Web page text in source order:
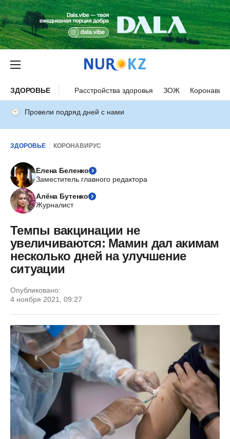
ЗДОРОВЬЕ Расстройства здоровья ЗОЖ
Провели подряд дней с нами
ЗДОРОВЬЕ КОРОНАВИРУС
Елена Беленко
Заместитель главного редактора
Алёна Бутенко
Журналист
Темпы вакцинации не
увеличиваются: Мамин дал акимам
несколько дней на улучшение
ситуации
Опубликовано:
4 ноября 2021, 09:27